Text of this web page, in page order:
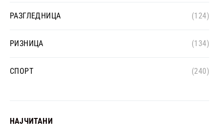
РАЗГЛЕДНИЦА (124)
РИЗНИЦА (134)
СПОРТ (240)
НАЈЧИТАНИ